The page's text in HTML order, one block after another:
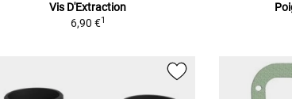
Vis D'Extraction
6,90 €1